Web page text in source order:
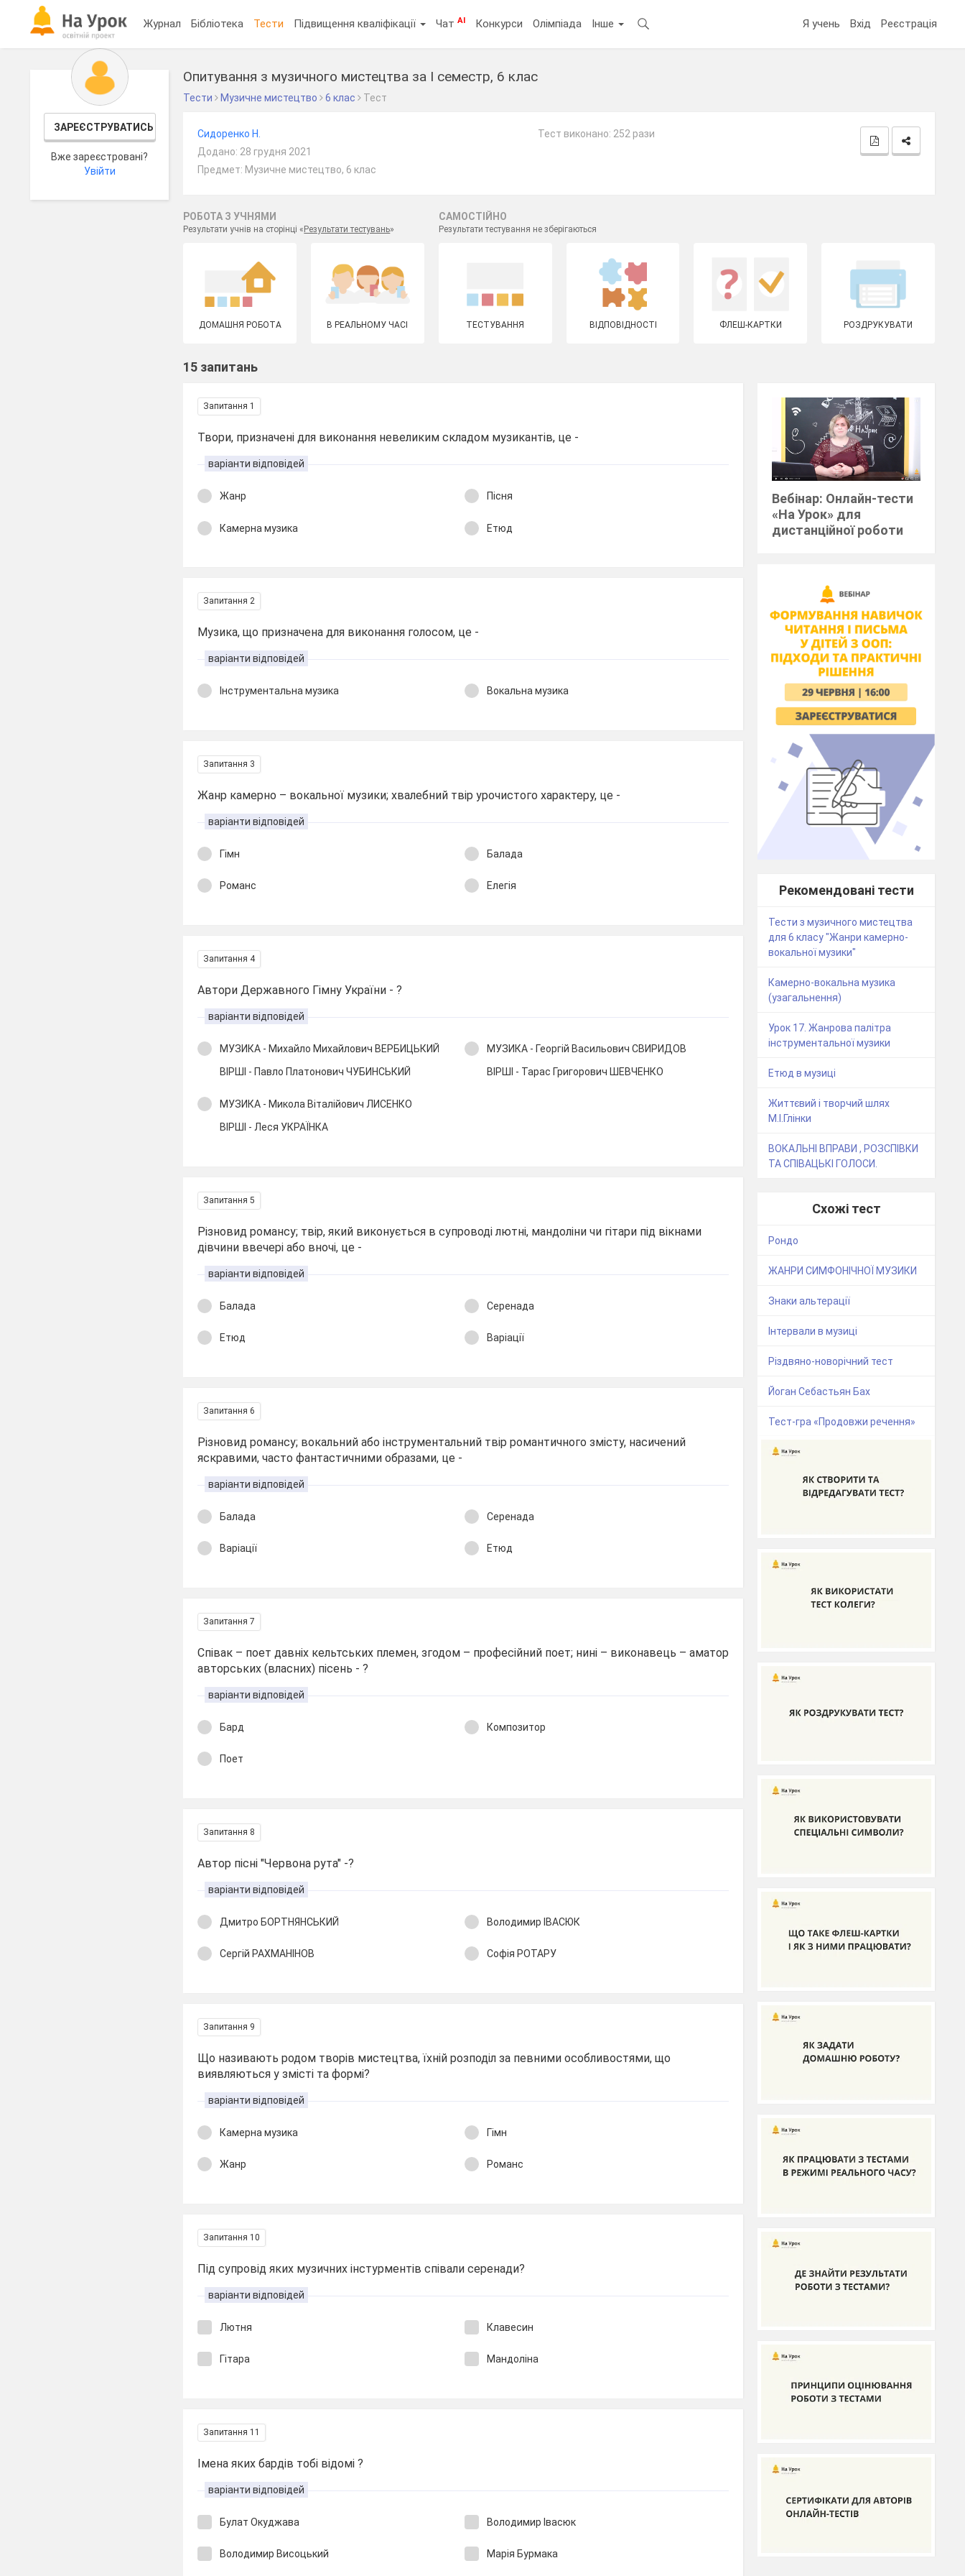
Журнал Бібліотека Тести Підвищення кваліфікації ЧатAI Конкурси Олімпіада Інше Я учень Вхід Реєстрація
ЗАРЕЄСТРУВАТИСЬ
Вже зареєстровані?
Увійти
Опитування з музичного мистецтва за І семестр, 6 клас
Тести Музичне мистецтво 6 клас Тест
Сидоренко Н.
Додано: 28 грудня 2021
Предмет: Музичне мистецтво, 6 клас
Тест виконано: 252 рази
РОБОТА З УЧНЯМИ
Результати учнів на сторінці « Результати тестувань»
САМОСТІЙНО
Результати тестування не зберігаються
ДОМАШНЯ РОБОТА В РЕАЛЬНОМУ ЧАСІ ТЕСТУВАННЯ ВІДПОВІДНОСТІ ФЛЕШ-КАРТКИ РОЗДРУКУВАТИ
15 запитань
Запитання 1
Твори, призначені для виконання невеликим складом музикантів, це -
варіанти відповідей
Жанр Пісня
Камерна музика Етюд
Запитання 2
Музика, що призначена для виконання голосом, це -
варіанти відповідей
Інструментальна музика Вокальна музика
Запитання 3
Жанр камерно – вокальної музики; хвалебний твір урочистого характеру, це -
варіанти відповідей
Гімн Балада
Романс Елегія
Запитання 4
Автори Державного Гімну України - ?
варіанти відповідей
МУЗИКА - Михайло Михайлович ВЕРБИЦЬКИЙ
ВІРШІ - Павло Платонович ЧУБИНСЬКИЙ
МУЗИКА - Георгій Васильович СВИРИДОВ
ВІРШІ - Тарас Григорович ШЕВЧЕНКО
МУЗИКА - Микола Віталійович ЛИСЕНКО
ВІРШІ - Леся УКРАЇНКА
Запитання 5
Різновид романсу; твір, який виконується в супроводі лютні, мандоліни чи гітари під вікнами
дівчини ввечері або вночі, це -
варіанти відповідей
Балада Серенада
Етюд Варіації
Запитання 6
Різновид романсу; вокальний або інструментальний твір романтичного змісту, насичений
яскравими, часто фантастичними образами, це -
варіанти відповідей
Балада Серенада
Варіації Етюд
Запитання 7
Співак – поет давніх кельтських племен, згодом – професійний поет; нині – виконавець – аматор
авторських (власних) пісень - ?
варіанти відповідей
Бард Композитор
Поет
Запитання 8
Автор пісні "Червона рута" -?
варіанти відповідей
Дмитро БОРТНЯНСЬКИЙ Володимир ІВАСЮК
Сергій РАХМАНІНОВ Софія РОТАРУ
Запитання 9
Що називають родом творів мистецтва, їхній розподіл за певними особливостями, що
виявляються у змісті та формі?
варіанти відповідей
Камерна музика Гімн
Жанр Романс
Запитання 10
Під супровід яких музичних інстурментів співали серенади?
варіанти відповідей
Лютня Клавесин
Гітара Мандоліна
Запитання 11
Імена яких бардів тобі відомі ?
варіанти відповідей
Булат Окуджава Володимир Івасюк
Володимир Висоцький Марія Бурмака
Вебінар: Онлайн-тести
«На Урок» для
дистанційної роботи
Рекомендовані тести
Тести з музичного мистецтва
для 6 класу "Жанри камерно-
вокальної музики"
Камерно-вокальна музика
(узагальнення)
Урок 17. Жанрова палітра
інструментальної музики
Етюд в музиці
Життєвий і творчий шлях
М.І.Глінки
ВОКАЛЬНІ ВПРАВИ , РОЗСПІВКИ
ТА СПІВАЦЬКІ ГОЛОСИ.
Схожі тест
Рондо
ЖАНРИ СИМФОНІЧНОЇ МУЗИКИ
Знаки альтерації
Інтервали в музиці
Різдвяно-новорічний тест
Йоган Себастьян Бах
Тест-гра «Продовжи речення»